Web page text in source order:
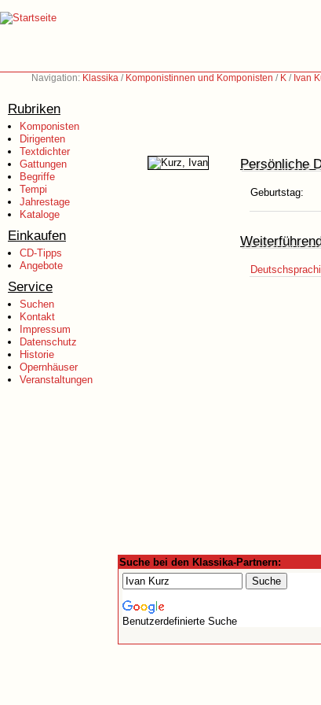
Navigation: Klassika / Komponistinnen und Komponisten / K / Ivan
Rubriken
Komponisten
Dirigenten
Textdichter
Gattungen
Begriffe
Tempi
Jahrestage
Kataloge
Einkaufen
CD-Tipps
Angebote
Service
Suchen
Kontakt
Impressum
Datenschutz
Historie
Opernhäuser
Veranstaltungen
Persönliche
Geburtstag:
Suche bei den Klassika-Partnern:
Benutzerdefinierte Suche